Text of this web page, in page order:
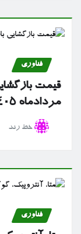
فناوری
مردادماه ۱۴۰۵
خط رند
فناوری